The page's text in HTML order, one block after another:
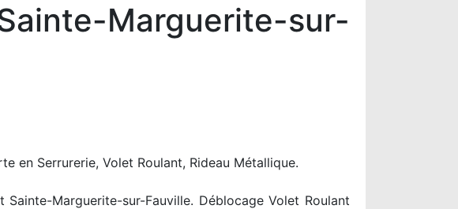
Marguerite-sur-
en Serrurerie, Volet Roulant, Rideau Métallique.
Marguerite-sur-Fauville. Déblocage Volet Roulant